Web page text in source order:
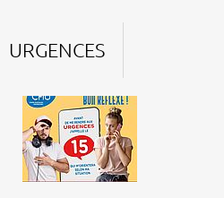
URGENCES